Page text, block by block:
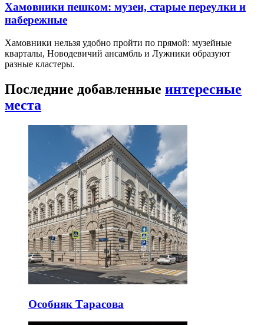
Хамовники пешком: музеи, старые переулки и
набережные
Хамовники нельзя удобно пройти по прямой: музейные
кварталы, Новодевичий ансамбль и Лужники образуют
разные кластеры.
Последние добавленные интересные
места
Особняк Тарасова